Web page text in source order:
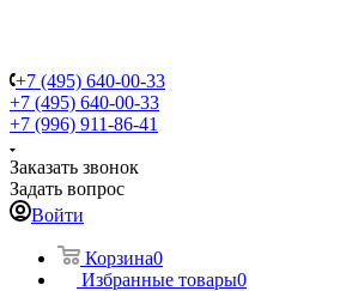
+7 (495) 640-00-33
+7 (495) 640-00-33
+7 (996) 911-86-41
Заказать звонок
Задать вопрос
Войти
Корзина0
Избранные товары0